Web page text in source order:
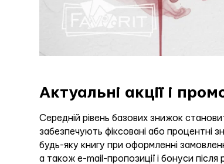
Актуальні акції і
Середній рівень базових знижок
забезпечують фіксовані або
будь-яку книгу при оформленні
а також е-mail-пропозиції і бонуси після